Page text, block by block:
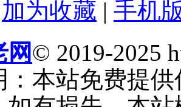
加为收藏 | 手机
© 2019-2025
：本站免费提